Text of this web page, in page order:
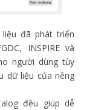
đã phát triển
INSPIRE và
người dùng tùy
dữ liệu của riêng
đều giúp dễ